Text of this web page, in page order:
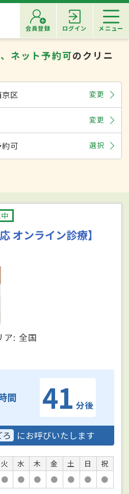
会員登録 ログイン メニュー
ネット予約可のクリニ
区 変更
変更
可 選択
オンライン診療】
ア: 全国
間 41 分後
にお呼びいたします
火 水 木 金 土 日
祝
● ● ● ● ● ●
●